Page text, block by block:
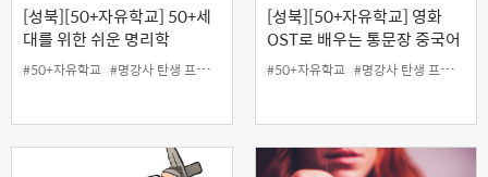
[성북][50+자유학교] 50+세
대를 위한 쉬운 명리학
#50+자유학교 #명강사 탄생 프로젝트
[성북][50+자유학교] 영화
OST로 배우는 통문장 중국어
#50+자유학교 #명강사 탄생 프로젝트